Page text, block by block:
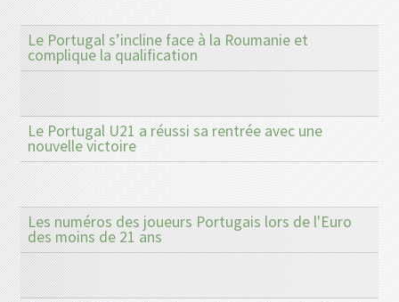
Le Portugal s’incline face à la Roumanie et
complique la qualification
Le Portugal U21 a réussi sa rentrée avec une
nouvelle victoire
Les numéros des joueurs Portugais lors de l'Euro
des moins de 21 ans